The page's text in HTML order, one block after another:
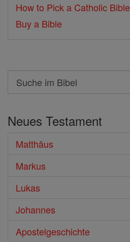
How to Pick a Catholic Bible
Buy a Bible
Search
Suche
Bibel
Neues Testament
Matthäus
Markus
Lukas
Johannes
Apostelgeschichte